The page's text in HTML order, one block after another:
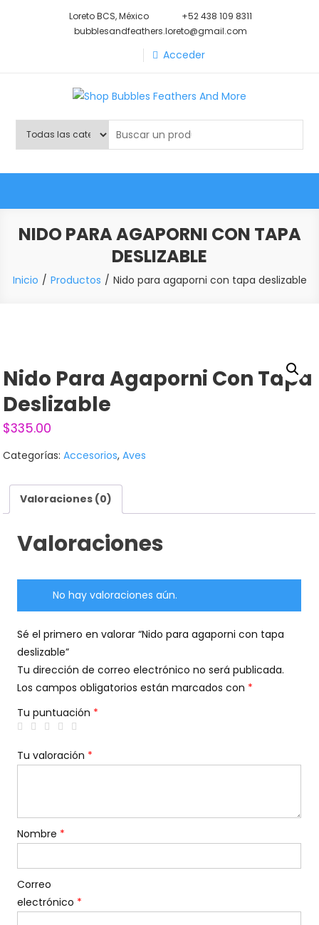
Loreto BCS, México
+52 438 109 8311
bubblesandfeathers.loreto@gmail.com
Acceder
Shop Bubbles Feathers And
More
NIDO PARA AGAPORNI CON TAPA
DESLIZABLE
Inicio Productos Nido para agaporni con tapa deslizable
Nido Para Agaporni Con Tapa
Deslizable
$335.00
Categorías:Accesorios,Aves
Valoraciones (0)
Valoraciones
No hay valoraciones aún.
Sé el primero en valorar “Nido para agaporni con tapa
deslizable”
Tu dirección de correo electrónico no será publicada.
Los campos obligatorios están marcados con *
Tu puntuación *
Tu valoración *
Nombre *
Correo
electrónico *